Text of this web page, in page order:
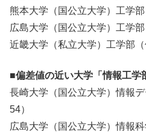
熊本大学（国公立大学）工学部
広島大学（国公立大学）工学部
近畿大学（私立大学）工学部（
■偏差値の近い大学「情報工学
長崎大学（国公立大学）情報
54）
広島大学（国公立大学）情報